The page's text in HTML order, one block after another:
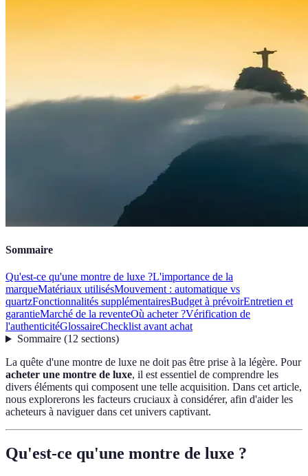
Sommaire
Qu'est-ce qu'une montre de luxe ?L'importance de la
marqueMatériaux utilisésMouvement : automatique vs
quartzFonctionnalités supplémentairesBudget à prévoirEntretien et
garantieMarché de la reventeOù acheter ?Vérification de
l'authenticitéGlossaireChecklist avant achat
Sommaire(12 sections)
La quête d'une montre de luxe ne doit pas être prise à la légère. Pour
acheter une montre de luxe, il est essentiel de comprendre les
divers éléments qui composent une telle acquisition. Dans cet article,
nous explorerons les facteurs cruciaux à considérer, afin d'aider les
acheteurs à naviguer dans cet univers captivant.
Qu'est-ce qu'une montre de luxe ?